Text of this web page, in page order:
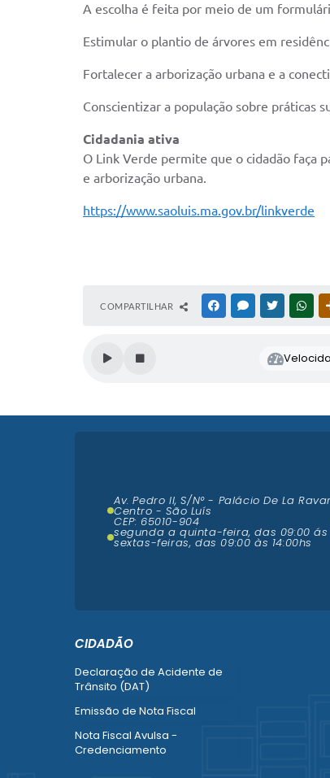
A escolha é feita por meio de um
Estimular o plantio de árvores em
Fortalecer a arborização urbana e a
Conscientizar a população sobre práticas
Cidadania ativa
O Link Verde permite que o cidadão faça
e arborização urbana.
https://www.saoluis.ma.gov.br/linkverde
COMPARTILHAR FACEBOOKMESSENGER
TWITTER
CIDADÃO
Declaração de Acidente de
Trânsito (DAT)
Emissão de Nota Fiscal
Nota Fiscal Avulsa -
Credenciamento
Av. Pedro II, S/N° - Palácio De La
Centro - São Luís
CEP: 65010-904
segunda a quinta-feira, das 09:00 ás
sextas-feiras, das 09:00 às 14:00hs